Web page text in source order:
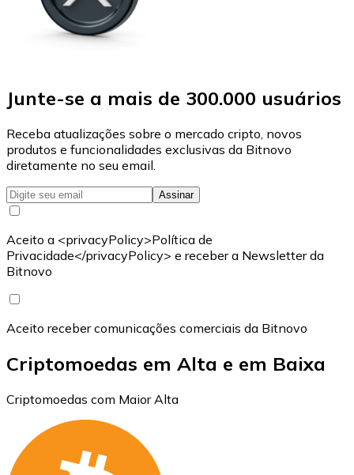
Junte-se a mais de 300.000 usuários
Receba atualizações sobre o mercado cripto, novos
produtos e funcionalidades exclusivas da Bitnovo
diretamente no seu email.
Assinar
Aceito a <privacyPolicy>Política de
Privacidade</privacyPolicy> e receber a Newsletter da
Bitnovo
Aceito receber comunicações comerciais da Bitnovo
Criptomoedas em Alta e em Baixa
Criptomoedas com Maior Alta